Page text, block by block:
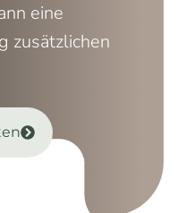
eine
zusätzlichen